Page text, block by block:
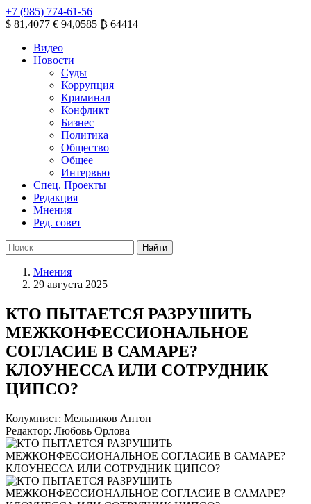
+7 (985) 774-61-56
$ 81,4077 € 94,0585 ₿ 64414
Видео
Новости
Суды
Коррупция
Криминал
Конфликт
Бизнес
Политика
Общество
Общее
Интервью
Спец. Проекты
Редакция
Мнения
Ред. совет
Мнения
29 августа 2025
КТО ПЫТАЕТСЯ РАЗРУШИТЬ
МЕЖКОНФЕССИОНАЛЬНОЕ
СОГЛАСИЕ В САМАРЕ?
КЛОУНЕССА ИЛИ СОТРУДНИК
ЦИПСО?
Колумнист: Мельников Антон
Редактор: Любовь Орлова